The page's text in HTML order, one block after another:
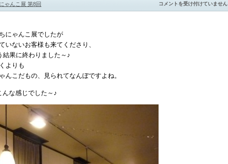
ゃんこ展 第8回
ア
フ
コメントを受け付けていません
にゃんこ展でしたが
いないお客様も来てくださり、
結果に終わりました～♪
よりも
んこだもの、見られてなんぼですよね。
な感じでした～♪